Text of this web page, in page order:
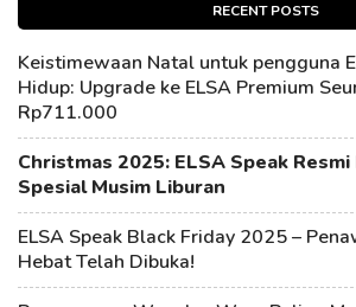
RECENT POSTS
Keistimewaan Natal untuk pengguna
Hidup: Upgrade ke ELSA Premium
Rp711.000
Christmas 2025: ELSA Speak
Spesial Musim Liburan
ELSA Speak Black Friday 2025 –
Hebat Telah Dibuka!